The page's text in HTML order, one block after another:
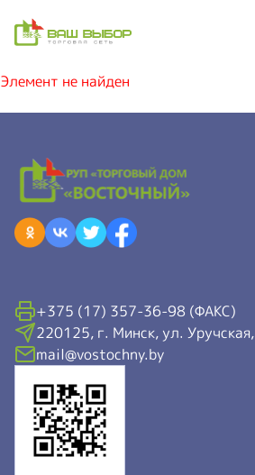
Элемент не найден
+375 (17) 357-36-98 (ФАКС)
220125, г. Минск, ул.
mail@vostochny.by